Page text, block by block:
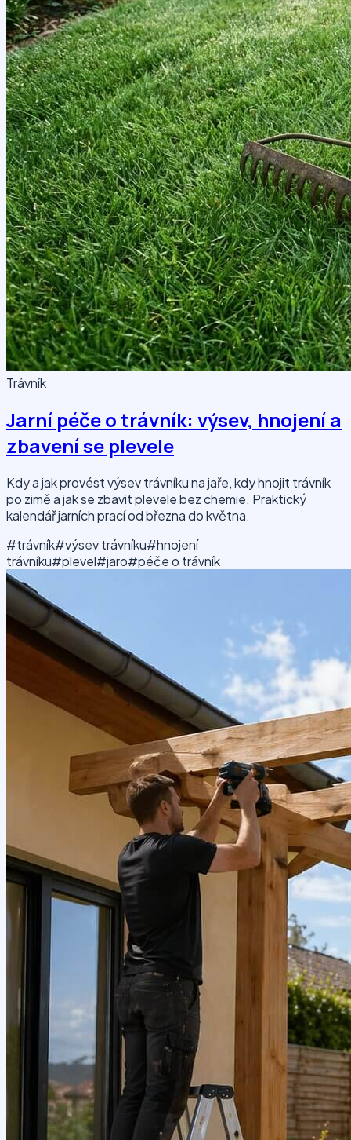
Trávník
Jarní péče o trávník: výsev, hnojení a
zbavení se plevele
Kdy a jak provést výsev trávníku na jaře, kdy hnojit trávník
po zimě a jak se zbavit plevele bez chemie. Praktický
kalendář jarních prací od března do května.
#trávník#výsev trávníku#hnojení
trávníku#plevel#jaro#péče o trávník